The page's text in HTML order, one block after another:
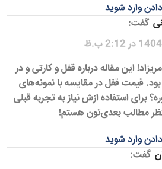
وارد شوید
گفت:
این مقاله درباره قفل و کارتی و در
قیمت قفل در مقایسه با نمونه‌های
برای استفاده ازش نیاز به تجربه قبلی
مطالب بعدی‌تون هستم!
وارد شوید
گفت: